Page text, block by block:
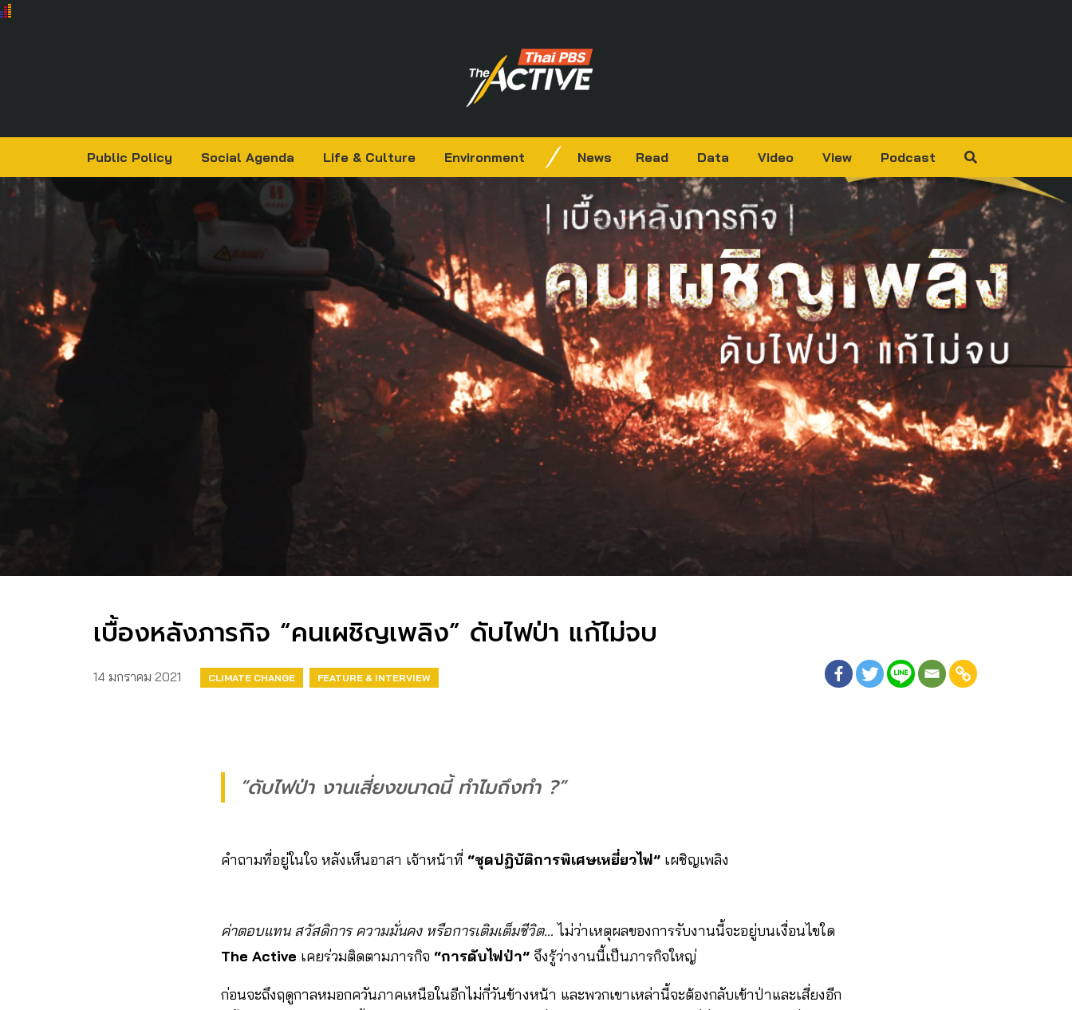
Public Policy Social Agenda Life & Culture Environment News Read Data Video View Podcast
เบื้องหลังภารกิจ “คนเผชิญเพลิง” ดับไฟป่า แก้ไม่จบ
14 มกราคม 2021 CLIMATE CHANGE FEATURE & INTERVIEW
“ดับไฟป่า งานเสี่ยงขนาดนี้ ทำไมถึงทำ ?”
คำถามที่อยู่ในใจ หลังเห็นอาสา เจ้าหน้าที่ “ชุดปฏิบัติการพิเศษเหยี่ยวไฟ” เผชิญเพลิง
ค่าตอบแทน สวัสดิการ ความมั่นคง หรือการเติมเต็มชีวิต… ไม่ว่าเหตุผลของการรับงานนี้จะอยู่บนเงื่อนไขใด
The Active เคยร่วมติดตามภารกิจ “การดับไฟป่า” จึงรู้ว่างานนี้เป็นภารกิจใหญ่
ก่อนจะถึงฤดูกาลหมอกควันภาคเหนือในอีกไม่กี่วันข้างหน้า และพวกเขาเหล่านี้จะต้องกลับเข้าป่าและเสี่ยงอีก